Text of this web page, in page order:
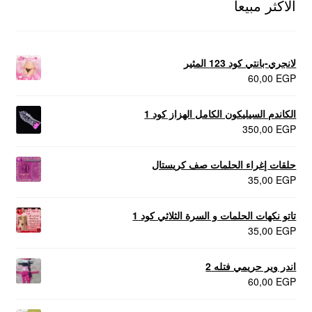
الاكثر مبيعا
لانجري-بانتي كود 123 المثير
60,00 EGP
الكاندم السيليكون الكامل الهزاز كود 1
350,00 EGP
حلقات إغراء الحلمات صف كريستال
35,00 EGP
تاتو نكهات الحلمات و السرة الثلاثي كود 1
35,00 EGP
اندر وير حريمي فتله 2
60,00 EGP